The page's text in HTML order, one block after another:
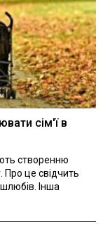
сім'ї в
створенню
Про це свідчить
Інша